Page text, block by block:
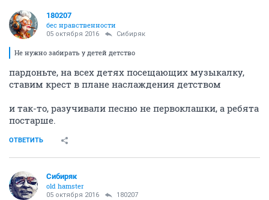
180207
бес нравственности
05 октября 2016 Сибиряк
Не нужно забирать у детей детство
пардоньте, на всех детях посещающих музыкалку,
ставим крест в плане наслаждения детством
и так-то, разучивали песню не первоклашки, а ребята
постарше.
ОТВЕТИТЬ
Сибиряк
old hamster
05 октября 2016 180207